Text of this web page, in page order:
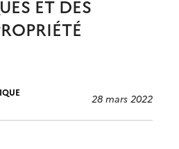
ET DES
28 mars 2022